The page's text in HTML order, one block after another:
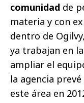
comunidad de
materia y con
dentro de
ya trabajan en
ampliar el
la agencia
este área en